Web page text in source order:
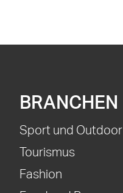
BRANCHEN
Sport und Outdoor
Tourismus
Fashion